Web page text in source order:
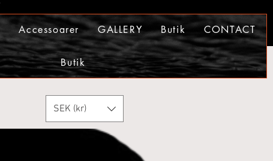
Accessoarer GALLERY Butik CONTACT
Butik
SEK (kr)